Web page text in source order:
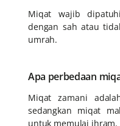
Miqat wajib
dengan sah atau
umrah.
Apa perbedaan
Miqat zamani
sedangkan miqat
untuk memulai ihram.